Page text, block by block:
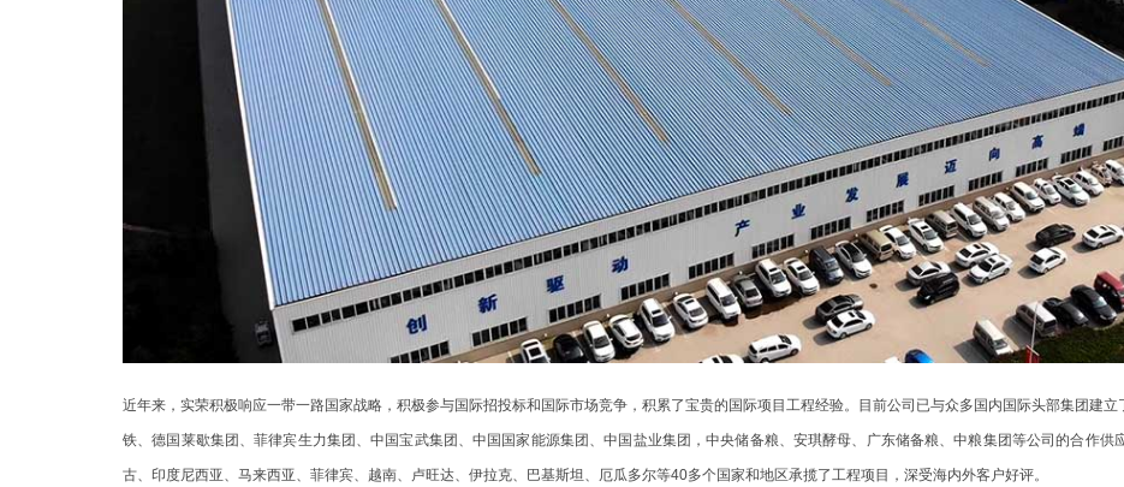
近年来，实荣积极响应一带一路国家战略，积极参与国际招投标和国际市场竞争，积累了宝贵的国际项目工程经验。目前公司已与众多国内国际头部集团建
铁、德国莱歇集团、菲律宾生力集团、中国宝武集团、中国国家能源集团、中国盐业集团，中央储备粮、安琪酵母、广东储备粮、中粮集团等公司的合作
古、印度尼西亚、马来西亚、菲律宾、越南、卢旺达、伊拉克、巴基斯坦、厄瓜多尔等40多个国家和地区承揽了工程项目，深受海内外客户好评。